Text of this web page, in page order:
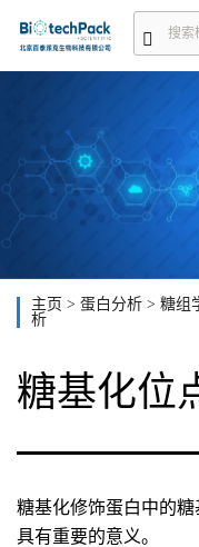
主页 > 蛋白分析 > 糖组
析
糖基化位
糖基化修饰蛋白中的糖
具有重要的意义。